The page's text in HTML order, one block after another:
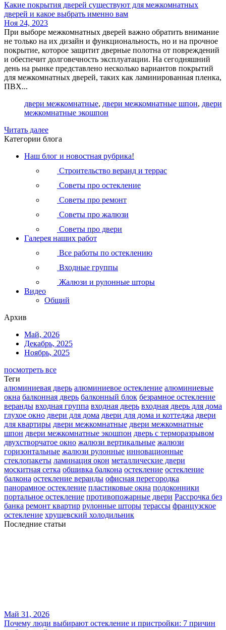
Какие покрытия дверей существуют для межкомнатных
дверей и какое выбрать именно вам
Ноя 24, 2023
При выборе межкомнатных дверей важно обратить внимание
не только на их дизайн и функциональность, но и на прочное
покрытие, которое защитит дверные полотна от повреждений
и обеспечит долговечность эксплуатации. На сегодняшний
день на рынке представлено несколько вариантов покрытий
для межкомнатных дверей, таких как ламинированная пленка,
ПВХ...
двери межкомнатные, двери межкомнатные шпон, двери
межкомнатные экошпон
Читать далее
Категории блога
Наш блог и новостная рубрика!
Строительство веранд и террас
Советы про остекление
Советы про ремонт
Советы про жалюзи
Советы про двери
Галерея наших работ
Все работы по остеклению
Входные группы
Жалюзи и рулонные шторы
Видео
Общий
Архив
Май, 2026
Декабрь, 2025
Ноябрь, 2025
посмотреть все
Теги
алюминиевая дверь алюминиевое остекление алюминиевые
окна балконная дверь балконный блок безрамное остекление
веранды входная группа входная дверь входная дверь для дома
глухое окно двери для дома двери для дома и коттеджа двери
для квартиры двери межкомнатные двери межкомнатные
шпон двери межкомнатные экошпон дверь с терморазрывом
двухстворчатое окно жалюзи вертикальные жалюзи
горизонтальные жалюзи рулонные инновационные
стеклопакеты ламинация окон металлические двери
москитная сетка обшивка балкона остекление остекление
балкона остекление веранды офисная перегородка
панорамное остекление пластиковые окна подоконники
портальное остекление противопожарные двери Рассрочка без
банка ремонт квартир рулонные шторы терассы французское
остекление хрущевский холодильник
Последние статьи
Май 31, 2026
Почему люди выбирают остекление и пристройки: 7 причин